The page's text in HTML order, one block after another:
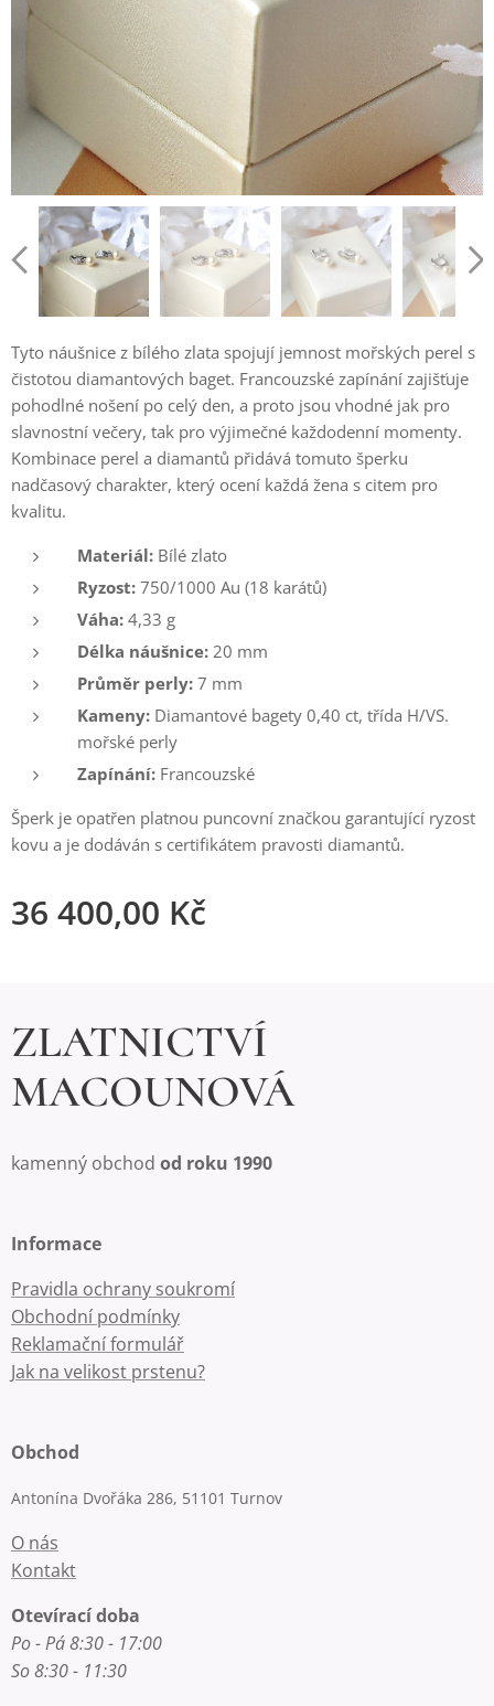
Tyto náušnice z bílého zlata spojují jemnost mořských perel s
čistotou diamantových baget. Francouzské zapínání zajišťuje
pohodlné nošení po celý den, a proto jsou vhodné jak pro
slavnostní večery, tak pro výjimečné každodenní momenty.
Kombinace perel a diamantů přidává tomuto šperku
nadčasový charakter, který ocení každá žena s citem pro
kvalitu.
Materiál: Bílé zlato
Ryzost: 750/1000 Au (18 karátů)
Váha: 4,33 g
Délka náušnice: 20 mm
Průměr perly: 7 mm
Kameny: Diamantové bagety 0,40 ct, třída H/VS.
mořské perly
Zapínání: Francouzské
Šperk je opatřen platnou puncovní značkou garantující ryzost
kovu a je dodáván s certifikátem pravosti diamantů.
36 400,00 Kč
ZLATNICTVÍ
MACOUNOVÁ
kamenný obchod od roku 1990
Informace
Pravidla ochrany soukromí
Obchodní podmínky
Reklamační formulář
Jak na velikost prstenu?
Obchod
Antonína Dvořáka 286, 51101 Turnov
O nás
Kontakt
Otevírací doba
Po - Pá 8:30 - 17:00
So 8:30 - 11:30